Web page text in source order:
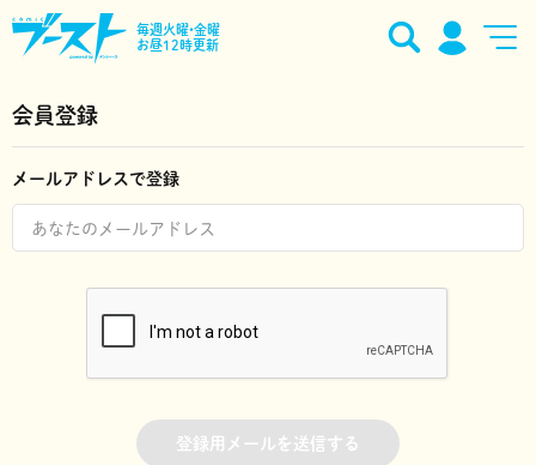
毎週火曜•金曜
お昼12時更新
会員登録
メールアドレスで登録
登録用メールを送信する